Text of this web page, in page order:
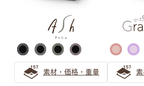
茶色（ブラウン系）ランドセル シッ
をご紹介
大人可愛いブラウンのランドセルは
素材・価格・重量